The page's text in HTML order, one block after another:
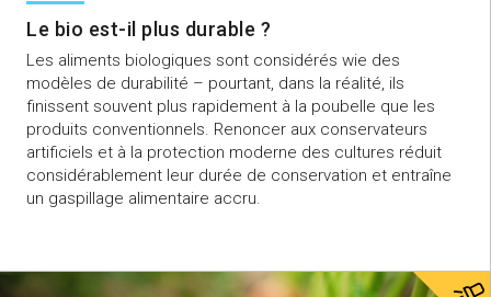
Le bio est-il plus durable ?
Les aliments biologiques sont considérés wie des
modèles de durabilité – pourtant, dans la réalité, ils
finissent souvent plus rapidement à la poubelle que les
produits conventionnels. Renoncer aux conservateurs
artificiels et à la protection moderne des cultures réduit
considérablement leur durée de conservation et entraîne
un gaspillage alimentaire accru.